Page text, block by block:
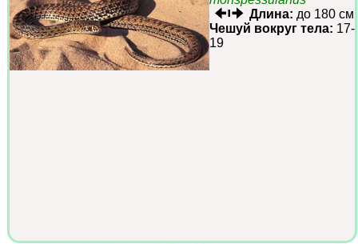
Длина: до 180 см
Чешуй вокруг тела: 17-
19